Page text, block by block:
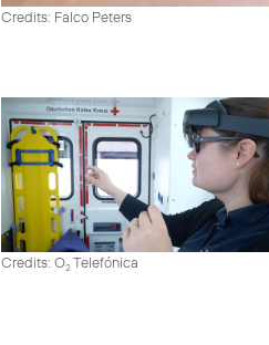
Credits: Falco Peters
Credits: O2Telefónica